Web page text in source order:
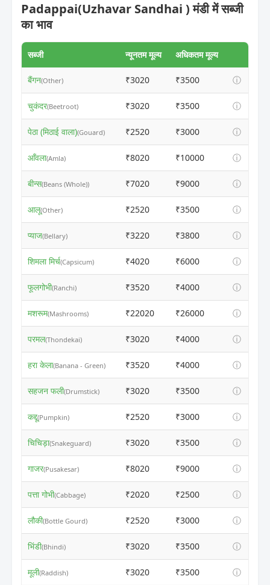
Padappai(Uzhavar Sandhai ) मंडी में सब्जी
का भाव
सब्जी न्यूनतम मूल्य अधिकतम मूल्य
बैंगन(Other) ₹3020 ₹3500 ⓘ
चुकंदर(Beetroot) ₹3020 ₹3500 ⓘ
पेठा (मिठाई वाला)(Gouard) ₹2520 ₹3000 ⓘ
आँवला(Amla) ₹8020 ₹10000 ⓘ
बीन्स(Beans (Whole)) ₹7020 ₹9000 ⓘ
आलू(Other) ₹2520 ₹3500 ⓘ
प्याज(Bellary) ₹3220 ₹3800 ⓘ
शिमला मिर्च(Capsicum) ₹4020 ₹6000 ⓘ
फूलगोभी(Ranchi) ₹3520 ₹4000 ⓘ
मशरूम(Mashrooms) ₹22020 ₹26000 ⓘ
परमल(Thondekai) ₹3020 ₹4000 ⓘ
हरा केला(Banana - Green) ₹3520 ₹4000 ⓘ
सहजन फली(Drumstick) ₹3020 ₹3500 ⓘ
कद्दू(Pumpkin) ₹2520 ₹3000 ⓘ
चिचिड़ा(Snakeguard) ₹3020 ₹3500 ⓘ
गाजर(Pusakesar) ₹8020 ₹9000 ⓘ
पत्ता गोभी(Cabbage) ₹2020 ₹2500 ⓘ
लौकी(Bottle Gourd) ₹2520 ₹3000 ⓘ
भिंडी(Bhindi) ₹3020 ₹3500 ⓘ
मूली(Raddish) ₹3020 ₹3500 ⓘ